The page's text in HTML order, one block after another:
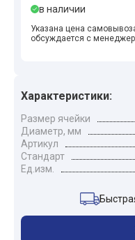
в наличии
Указана цена
обсуждается с
Характеристики:
Размер ячейки
Диаметр, мм
Артикул
Стандарт
Ед.изм.